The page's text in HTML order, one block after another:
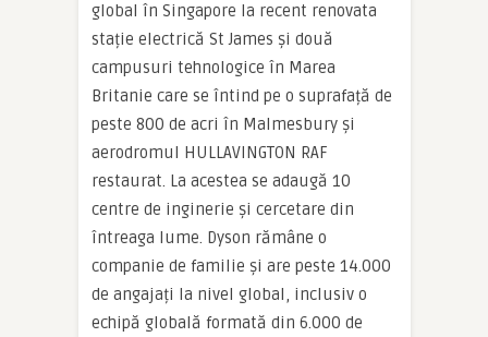
global în Singapore la recent renovata
stație electrică St James și două
campusuri tehnologice în Marea
Britanie care se întind pe o suprafață de
peste 800 de acri în Malmesbury și
aerodromul HULLAVINGTON RAF
restaurat. La acestea se adaugă 10
centre de inginerie și cercetare din
întreaga lume. Dyson rămâne o
companie de familie și are peste 14.000
de angajați la nivel global, inclusiv o
echipă globală formată din 6.000 de